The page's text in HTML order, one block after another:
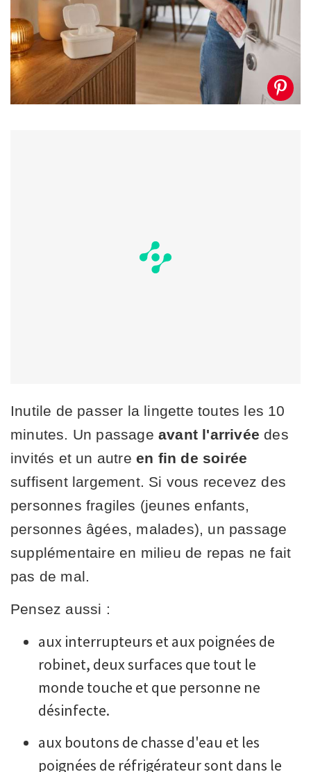
Inutile de passer la lingette toutes les 10
minutes. Un passage avant l'arrivée des
invités et un autre en fin de soirée
suffisent largement. Si vous recevez des
personnes fragiles (jeunes enfants,
personnes âgées, malades), un passage
supplémentaire en milieu de repas ne fait
pas de mal.
Pensez aussi :
aux interrupteurs et aux poignées de
robinet, deux surfaces que tout le
monde touche et que personne ne
désinfecte.
aux boutons de chasse d'eau et les
poignées de réfrigérateur sont dans le